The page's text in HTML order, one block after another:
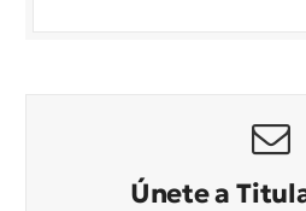
Únete a